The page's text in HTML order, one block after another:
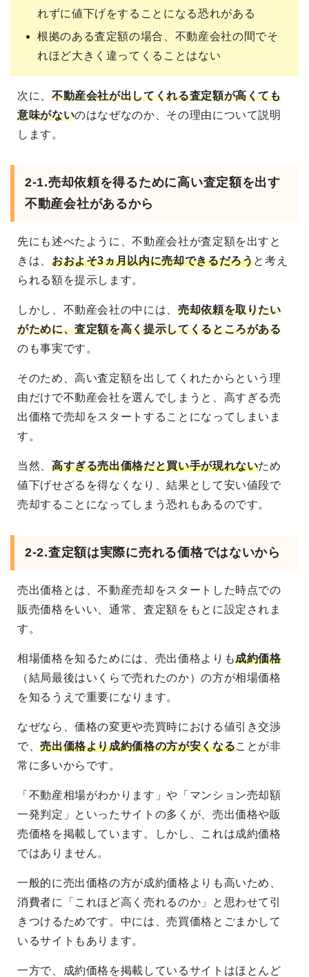
れずに値下げをすることになる恐れがある
根拠のある査定額の場合、不動産会社の間でそ
れほど大きく違ってくることはない
次に、 不動産会社が出してくれる査定額が高くても
意味がないのはなぜなのか、その理由について説明
します。
2-1.売却依頼を得るために高い査定額を出す
不動産会社があるから
先にも述べたように、不動産会社が査定額を出すと
きは、 おおよそ3ヵ月以内に売却できるだろうと考え
られる額を提示します。
しかし、不動産会社の中には、 売却依頼を取りたい
がために、査定額を高く提示してくるところがある
のも事実です。
そのため、高い査定額を出してくれたからという理
由だけで不動産会社を選んでしまうと、高すぎる売
出価格で売却をスタートすることになってしまいま
す。
当然、 高すぎる売出価格だと買い手が現れないため
値下げせざるを得なくなり、結果として安い値段で
売却することになってしまう恐れもあるのです。
2-2.査定額は実際に売れる価格ではないから
売出価格とは、不動産売却をスタートした時点での
販売価格をいい、通常、査定額をもとに設定されま
す。
相場価格を知るためには、売出価格よりも成約価格
（結局最後はいくらで売れたのか）の方が相場価格
を知るうえで重要になります。
なぜなら、価格の変更や売買時における値引き交渉
で、売出価格より成約価格の方が安くなることが非
常に多いからです。
「不動産相場がわかります」や「マンション売却額
一発判定」といったサイトの多くが、売出価格や販
売価格を掲載しています。しかし、これは成約価格
ではありません。
一般的に売出価格の方が成約価格よりも高いため、
消費者に「これほど高く売れるのか」と思わせて引
きつけるためです。中には、売買価格とごまかして
いるサイトもあります。
一方で、成約価格を掲載しているサイトはほとんど